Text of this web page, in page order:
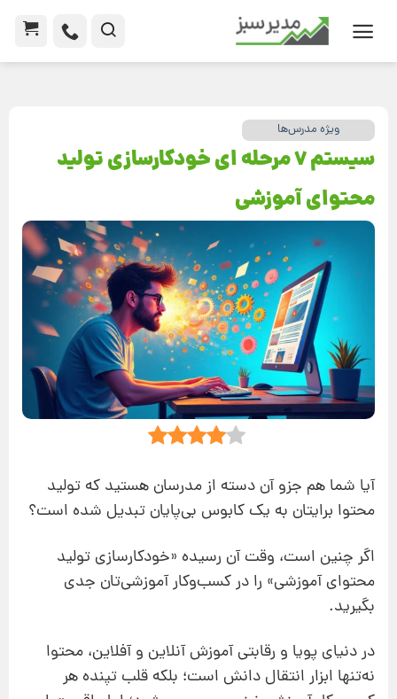
ویژه مدرس‌ها
سیستم 7 مرحله ای خودکارسازی تولید
محتوای آموزشی
آیا شما هم جزو آن دسته از مدرسان هستید که تولید
محتوا برایتان به یک کابوس بی‌پایان تبدیل شده است؟
اگر چنین است، وقت آن رسیده «خودکارسازی تولید
محتوای آموزشی» را در کسب‌وکار آموزشی‌تان جدی
بگیرید.
در دنیای پویا و رقابتی آموزش آنلاین و آفلاین، محتوا
نه‌تنها ابزار انتقال دانش است؛ بلکه قلب تپنده هر